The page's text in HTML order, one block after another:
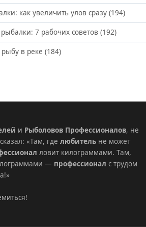
как увеличить улов сразу (194)
7 рабочих советов (192)
рыбу в реке (184)
и Рыболовов Профессионалов, не
«Там, где любитель не может
ловит килограммами. Там,
— профессионал с трудом